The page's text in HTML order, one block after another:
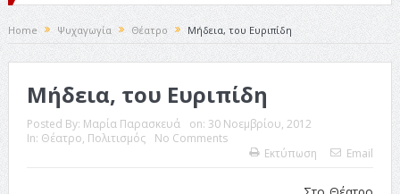
Κριτικές ταινιών: Ο Ντι Κάπριο και ο Λάνθιμος
Σχεδιασμός που «Μιλάει» Χωρίς Λέξεις
Σπιρτόκουτο: η απόλυτη αντισυμβατική καλοκαιρινή
ταινία
Home Ψυχαγωγία Θέατρο Μήδεια, του Ευριπίδη
Μήδεια, του Ευριπίδη
Posted By: Μαρία Παρασκευά on: 30 Νοεμβρίου, 2012
In: Θέατρο, Πολιτισμός
No Comments
Εκτύπωση
Email